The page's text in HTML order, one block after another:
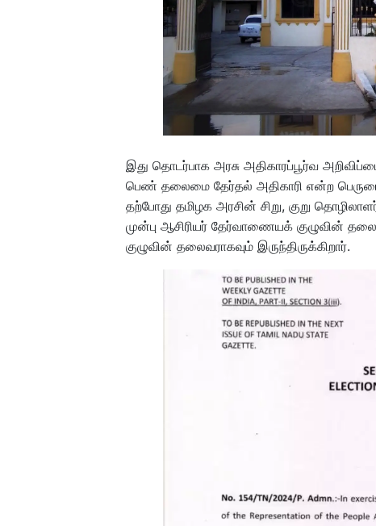
இது தொடர்பாக அரசு அதிகாரப்பூர்வ
பெண் தலைமை தேர்தல் அதிகாரி என்ற
தற்போது தமிழக அரசின் சிறு, குறு
முன்பு ஆசிரியர் தேர்வாணையக் குழுவின்
குழுவின் தலைவராகவும் இருந்திருக்கிறார்.